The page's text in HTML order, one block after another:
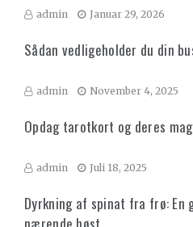
admin Januar 29, 2026
Sådan vedligeholder du din
admin November 4, 2025
Opdag tarotkort og deres
admin Juli 18, 2025
Dyrkning af spinat fra frø: En